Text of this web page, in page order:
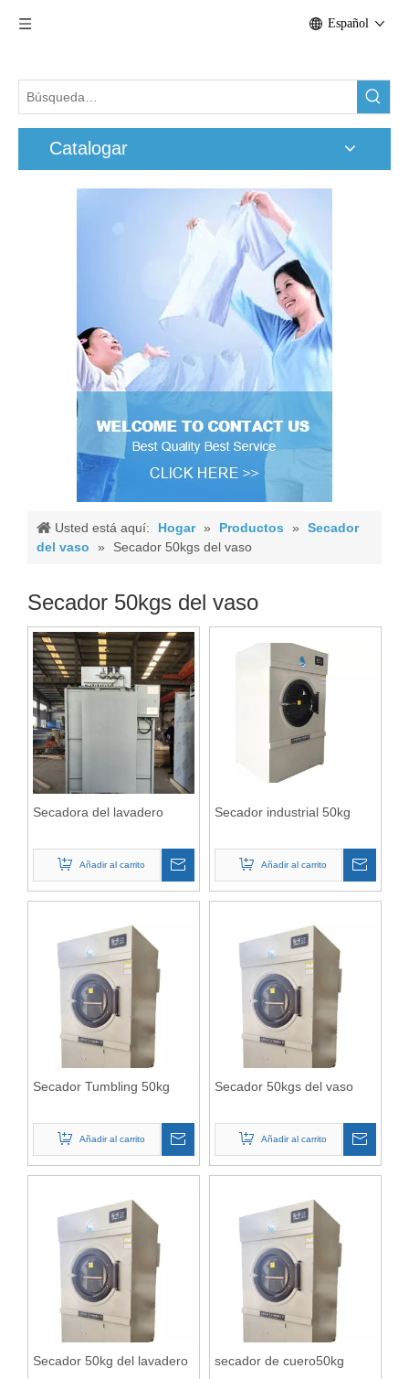
Español
Catalogar
Usted está aquí: Hogar » Productos »
Secador
del vaso
» Secador 50kgs del vaso
Secador 50kgs del vaso
Secadora del lavadero
Añadir al carrito
Secador industrial 50kg
Añadir al carrito
Secador Tumbling 50kg
Añadir al carrito
Secador 50kgs del vaso
Añadir al carrito
Secador 50kg del lavadero secador de cuero50kg